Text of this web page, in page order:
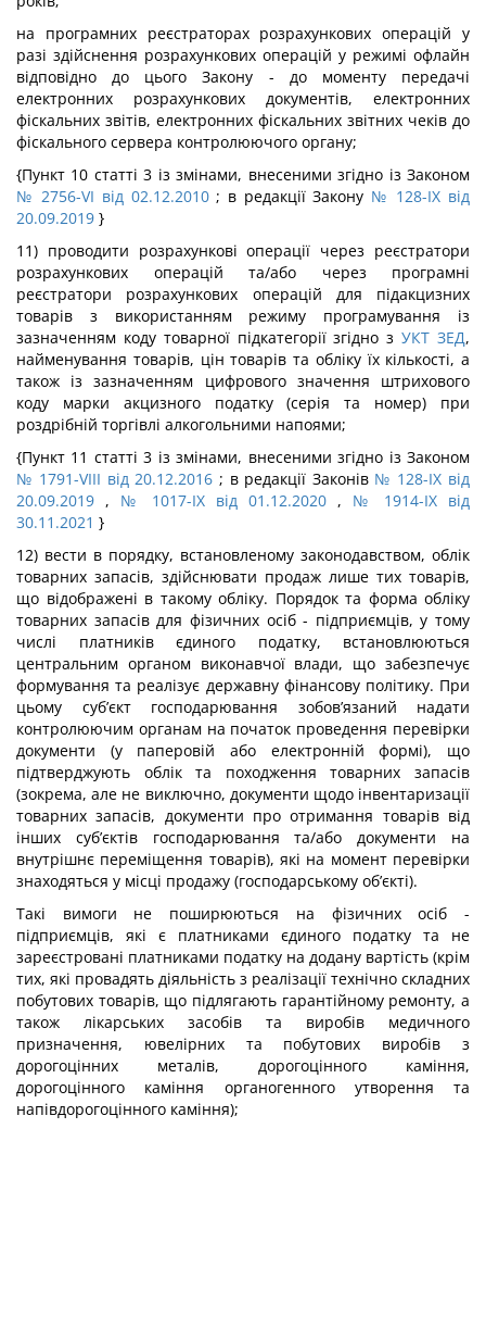
на програмних реєстраторах розрахункових операцій у
разі здійснення розрахункових операцій у режимі офлайн
відповідно до цього Закону - до моменту передачі
електронних розрахункових документів, електронних
фіскальних звітів, електронних фіскальних звітних чеків до
фіскального сервера контролюючого органу;
{Пункт 10 статті 3 із змінами, внесеними згідно із Законом
№ 2756-VI від 02.12.2010; в редакції Закону № 128-IX від
20.09.2019 }
11) проводити розрахункові операції через реєстратори
розрахункових операцій та/або через програмні
реєстратори розрахункових операцій для підакцизних
товарів з використанням режиму програмування із
зазначенням коду товарної підкатегорії згідно зУКТ ЗЕД,
найменування товарів, цін товарів та обліку їх кількості, а
також із зазначенням цифрового значення штрихового
коду марки акцизного податку (серія та номер) при
роздрібній торгівлі алкогольними напоями;
{Пункт 11 статті 3 із змінами, внесеними згідно із Законом
№ 1791-VIII від 20.12.2016 ; в редакції Законів № 128-IX від
20.09.2019 , № 1017-IX від 01.12.2020, № 1914-IX від
30.11.2021 }
12) вести в порядку, встановленому законодавством, облік
товарних запасів, здійснювати продаж лише тих товарів,
що відображені в такому обліку. Порядок та форма обліку
товарних запасів для фізичних осіб - підприємців, у тому
числі платників єдиного податку, встановлюються
центральним органом виконавчої влади, що забезпечує
формування та реалізує державну фінансову політику. При
цьому суб’єкт господарювання зобов’язаний надати
контролюючим органам на початок проведення перевірки
документи (у паперовій або електронній формі), що
підтверджують облік та походження товарних запасів
(зокрема, але не виключно, документи щодо інвентаризації
товарних запасів, документи про отримання товарів від
інших суб’єктів господарювання та/або документи на
внутрішнє переміщення товарів), які на момент перевірки
знаходяться у місці продажу (господарському об’єкті).
Такі вимоги не поширюються на фізичних осіб -
підприємців, які є платниками єдиного податку та не
зареєстровані платниками податку на додану вартість (крім
тих, які провадять діяльність з реалізації технічно складних
побутових товарів, що підлягають гарантійному ремонту, а
також лікарських засобів та виробів медичного
призначення, ювелірних та побутових виробів з
дорогоцінних металів, дорогоцінного каміння,
дорогоцінного каміння органогенного утворення та
напівдорогоцінного каміння);